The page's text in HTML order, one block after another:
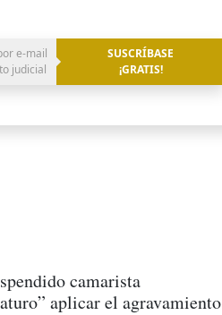
e-mail
judicial
SUSCRÍBASE
¡GRATIS!
camarista
aplicar el agravamiento